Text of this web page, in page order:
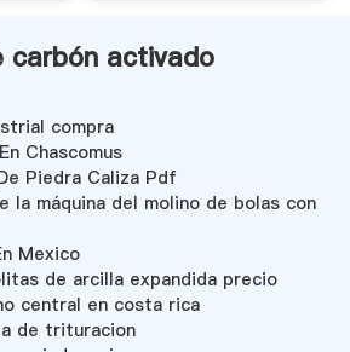
carbón activado
compra
Chascomus
Piedra Caliza Pdf
la máquina del molino de bolas con
Mexico
de arcilla expandida precio
central en costa rica
de trituracion